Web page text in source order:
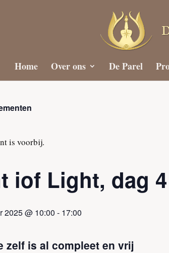
Home Over ons De Parel
is voorbij.
iof Light, dag 4
2025 @ 10:00 - 17:00
zelf is al compleet en vrij